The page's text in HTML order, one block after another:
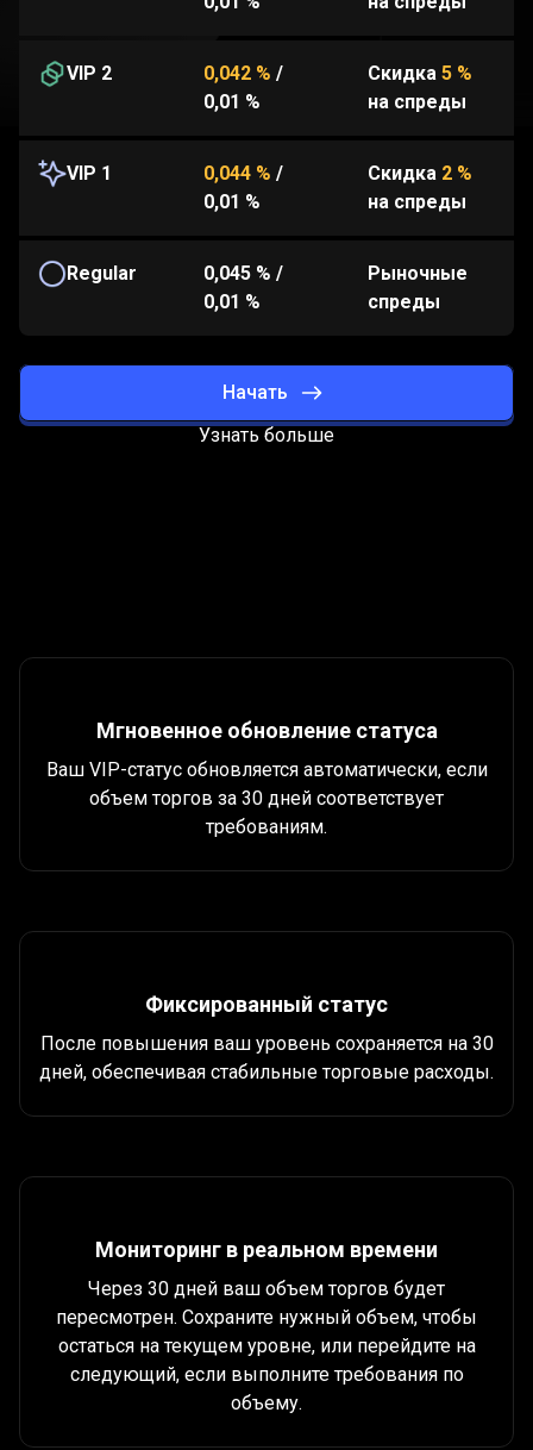
VIP 2 0,042 % /
0,01 %
Скидка5 %
на спреды
VIP 1 0,044 % /
0,01 %
Скидка 2 %
на спреды
Regular 0,045 % /
0,01 %
Рыночные
спреды
Начать
Узнать больше
программа?
Мгновенное обновление статуса
Ваш VIP-статус обновляется автоматически, если
объем торгов за 30 дней соответствует
требованиям.
Фиксированный статус
После повышения ваш уровень сохраняется на 30
дней, обеспечивая стабильные торговые расходы.
Мониторинг в реальном времени
Через 30 дней ваш объем торгов будет
пересмотрен. Сохраните нужный объем, чтобы
остаться на текущем уровне, или перейдите на
следующий, если выполните требования по
объему.